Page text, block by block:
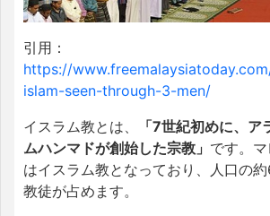
引用：
https://
islam-seen-through-3-men/
イスラム教とは、
「7世紀初めに、
ムハンマドが創始した宗教」 です。
はイスラム教となっており、人口の
教徒が占めます。